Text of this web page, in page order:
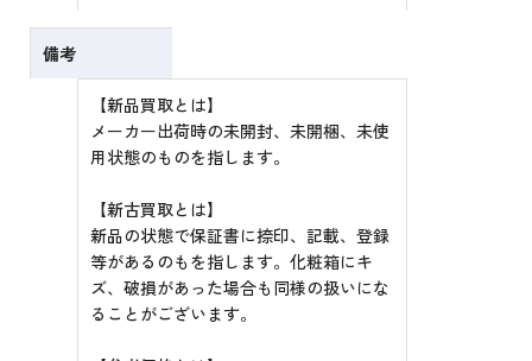
備考
【新品買取とは】
メーカー出荷時の未開封、未開梱、未使
用状態のものを指します。
【新古買取とは】
新品の状態で保証書に捺印、記載、登録
等があるのもを指します。化粧箱にキ
ズ、破損があった場合も同様の扱いにな
ることがございます。